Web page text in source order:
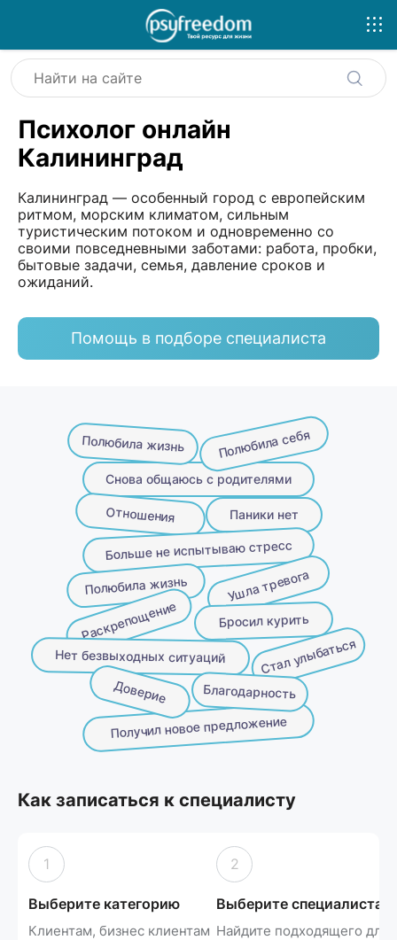
Психолог онлайн
Калининград
Калининград — особенный город с европейским
ритмом, морским климатом, сильным
туристическим потоком и одновременно со
своими повседневными заботами: работа, пробки,
бытовые задачи, семья, давление сроков и
ожиданий.
Помощь в подборе специалиста
Полюбила жизнь Полюбила себя
Снова общаюсь с родителями
Отношения
Больше не испытываю стресс
Полюбила жизнь
Паники нет
Ушла тревога
Получил новое предложение
Раскрепощение Бросил курить
Нет безвыходных ситуаций Стал улыбаться
Доверие Благодарность
Как записаться к специалисту
1
Выберите категорию
Клиентам, бизнес клиентам
2
Выберите специалиста
Найдите подходящего для